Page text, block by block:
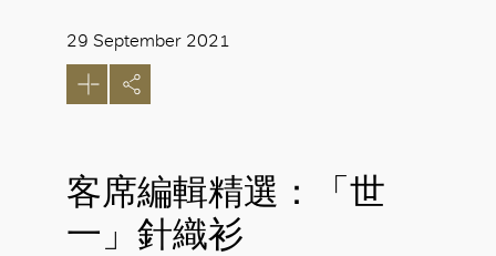
29 September 2021
客席編輯精選：「世
一」針織衫